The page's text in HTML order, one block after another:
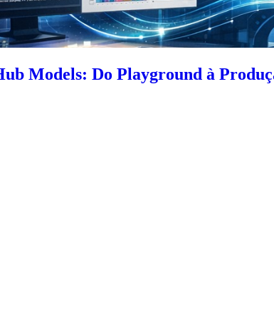
Models: Do Playground à